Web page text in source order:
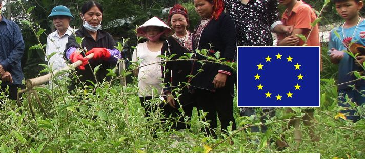
Phái đoàn Liên
minh Châu Âu tại
Việt Nam
Hiệp hội bệnh
viện tư nhân Việt
Cục quản lý y
dược cổ truyền -